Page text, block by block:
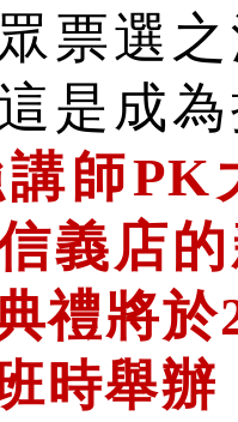
票選
是成
師
義店
禮將
時舉